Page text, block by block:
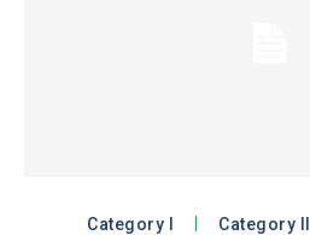
Category I Category II